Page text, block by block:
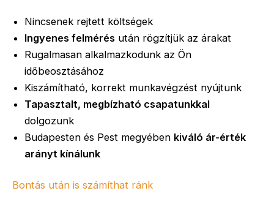
Nincsenek rejtett költségek
Ingyenes felmérés után rögzítjük az árakat
Rugalmasan alkalmazkodunk az Ön
időbeosztásához
Kiszámítható, korrekt munkavégzést nyújtunk
Tapasztalt, megbízható csapatunkkal
dolgozunk
Budapesten és Pest megyében kiváló ár-érték
arányt kínálunk
Bontás után is számíthat ránk